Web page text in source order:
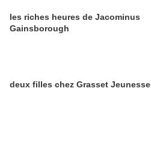
les riches heures de Jacominus
Gainsborough
deux filles chez Grasset Jeunesse